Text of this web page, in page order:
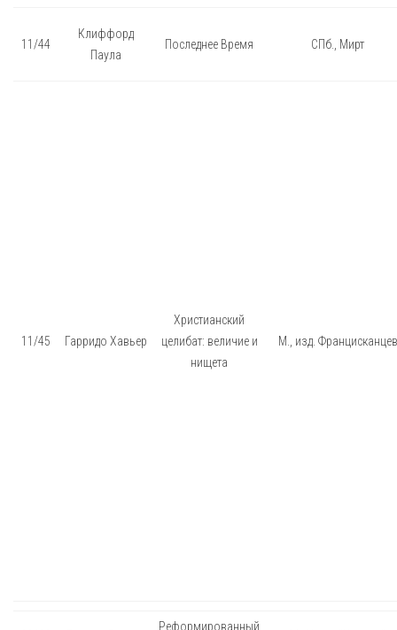
11/44
Клиффорд
Паула
Последнее Время СПб., Мирт
11/45 Гарридо Хавьер
Христианский
целибат: величие и
нищета
М., изд. Францисканцев
Реформированный